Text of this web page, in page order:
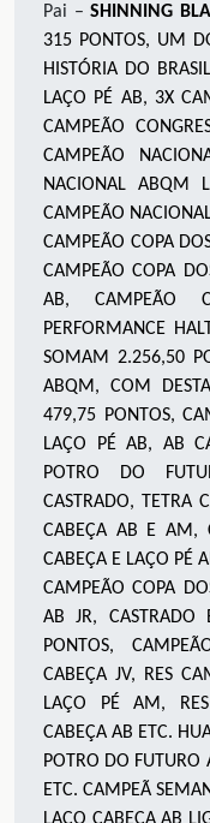
Pai – SHINNING
315 PONTOS, UM
HISTÓRIA DO
LAÇO PÉ AB, 3X
CAMPEÃO
CAMPEÃO
NACIONAL ABQM
CAMPEÃO
CAMPEÃO COPA
CAMPEÃO COPA
AB, CAMPEÃO
PERFORMANCE
SOMAM 2.256,50
ABQM, COM
479,75 PONTOS,
LAÇO PÉ AB, AB
POTRO DO
CASTRADO, TETRA
CABEÇA AB E AM,
CABEÇA E LAÇO PÉ
CAMPEÃO COPA
AB JR, CASTRADO
PONTOS,
CABEÇA JV, RES
LAÇO PÉ AM,
CABEÇA AB ETC.
POTRO DO FUTURO
ETC. CAMPEÃ